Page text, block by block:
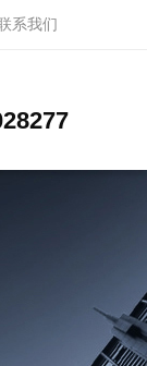
系我们